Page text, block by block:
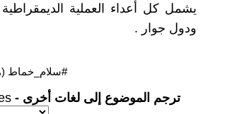
يشمل كل أعداء العملية
ودول جوار .
#سلام_خماط
ترجم الموضوع إلى لغات أخرى -